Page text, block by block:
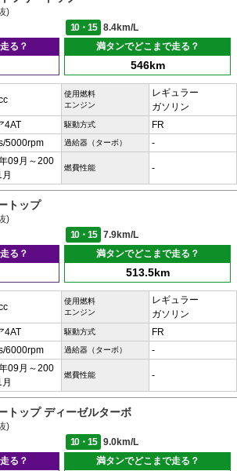
)
10・15
8.4km/L
る？
満タンでどこまで走る？
546km
使用燃料
エンジン
レギュラー
ガソリン
4AT 駆動方式 FR
5000rpm 過給器（ターボ） -
09月～200
燃費性能 -
トップ
)
10・15
7.9km/L
る？
満タンでどこまで走る？
513.5km
使用燃料
エンジン
レギュラー
ガソリン
4AT 駆動方式 FR
6000rpm 過給器（ターボ） -
09月～200
燃費性能 -
トップ ディーゼルターボ
)
10・15
9.0km/L
る？
満タンでどこまで走る？